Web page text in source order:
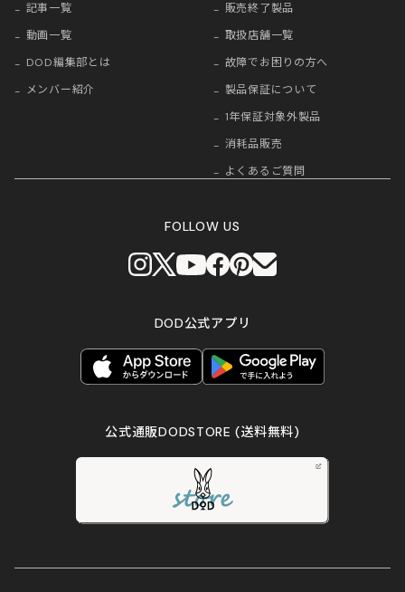
記事一覧
動画一覧
DOD編集部とは
メンバー紹介
販売終了製品
取扱店舗一覧
故障でお困りの方へ
製品保証について
1年保証対象外製品
消耗品販売
よくあるご質問
FOLLOW US
DOD公式アプリ
公式通販DODSTORE(送料無料)